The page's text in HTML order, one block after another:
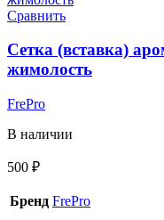
Сравнить
Сетка (вставка)
жимолость
FrePro
В наличии
500 ₽
Бренд FrePro